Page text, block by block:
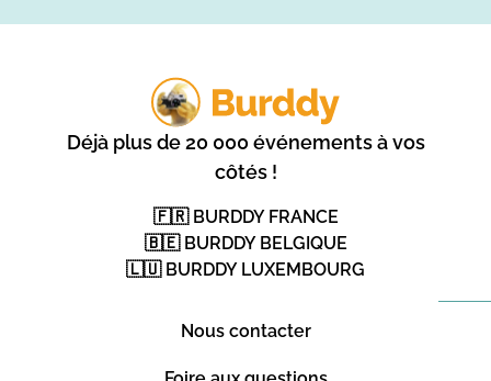
Déjà plus de 20 000 événements à vos
côtés !
🇫🇷 BURDDY FRANCE
🇧🇪 BURDDY BELGIQUE
🇱🇺 BURDDY LUXEMBOURG
Nous contacter